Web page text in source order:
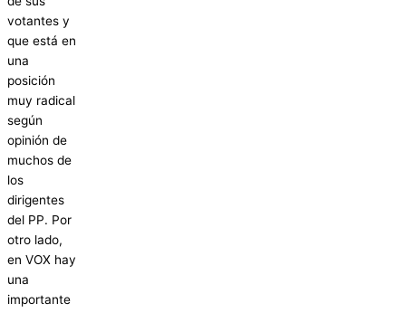
votantes y
que está en
una
posición
muy radical
según
opinión de
muchos de
los
dirigentes
del PP. Por
otro lado,
en VOX hay
una
importante